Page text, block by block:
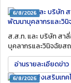
6/8/2026
ส.ส.ท. และ บริษัท สา
บุคลากรและวินิจฉัยส
อ่านรายละเอียดข่าว
6/8/2026